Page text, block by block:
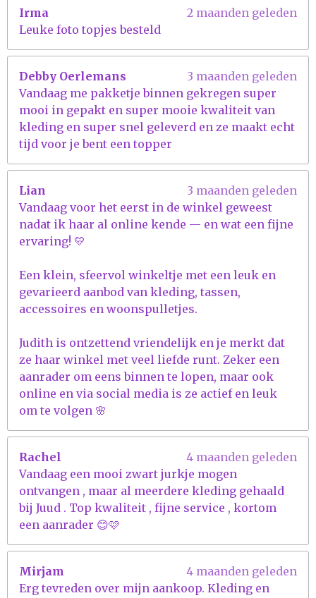
Irma
2 maanden geleden
Leuke foto topjes besteld
Debby Oerlemans
3 maanden geleden
Vandaag me pakketje binnen gekregen super
mooi in gepakt en super mooie kwaliteit van
kleding en super snel geleverd en ze maakt echt
tijd voor je bent een topper
Lian
3 maanden geleden
Vandaag voor het eerst in de winkel geweest
nadat ik haar al online kende — en wat een fijne
ervaring! 💛
Een klein, sfeervol winkeltje met een leuk en
gevarieerd aanbod van kleding, tassen,
accessoires en woonspulletjes.
Judith is ontzettend vriendelijk en je merkt dat
ze haar winkel met veel liefde runt. Zeker een
aanrader om eens binnen te lopen, maar ook
online en via social media is ze actief en leuk
om te volgen 🌸
Rachel
4 maanden geleden
Vandaag een mooi zwart jurkje mogen
ontvangen , maar al meerdere kleding gehaald
bij Juud . Top kwaliteit , fijne service , kortom
een aanrader 😊🩷
Mirjam
4 maanden geleden
Erg tevreden over mijn aankoop. Kleding en